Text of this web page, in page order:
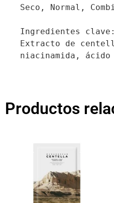
Seco, Normal,
Ingredientes
Extracto de
niacinamida, ácido
Productos